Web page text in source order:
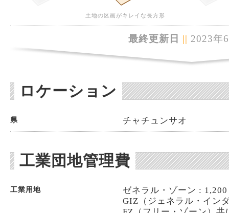
土地の区画がキレイな長方形
最終更新日 || 2023年
ロケーション
県 チャチュンサオ
工業団地管理費
工業用地
ゼネラル・ゾーン :
GIZ（ジェネラル・イン